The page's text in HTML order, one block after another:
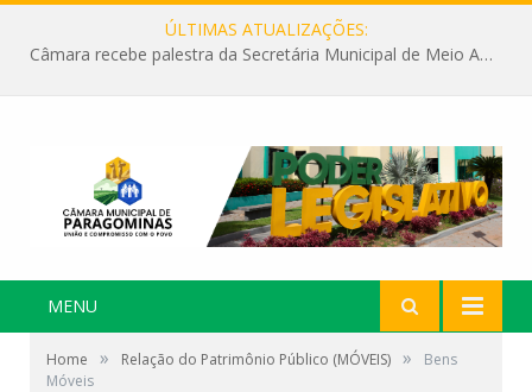
ÚLTIMAS ATUALIZAÇÕES:
Câmara recebe palestra da Secretária Municipal de Meio Ambiente sobre as ações da “SEMANA DO MEIO AMBIENTE”
MENU
Home » Relação do Patrimônio Público (MÓVEIS) »
Bens
Móveis